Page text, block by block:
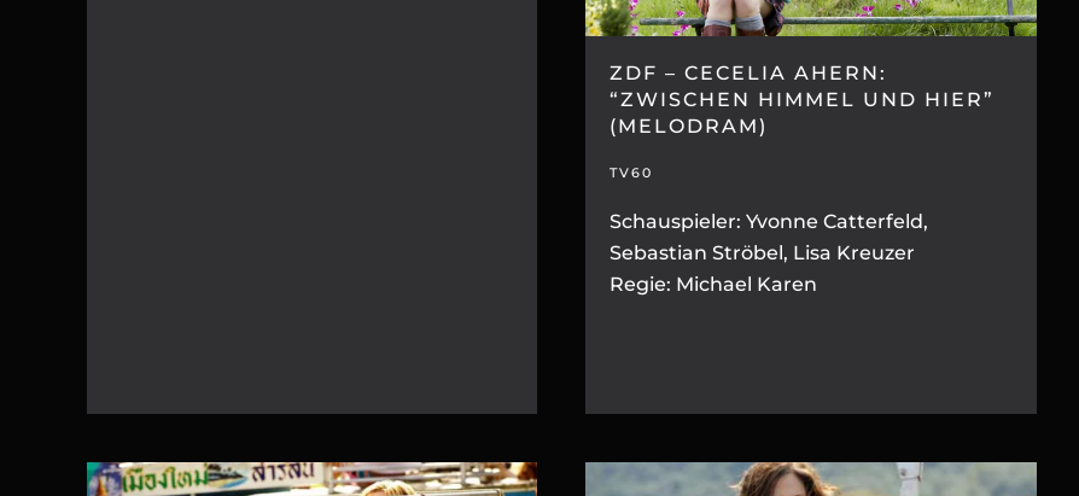
ZDF – CECELIA AHERN:
“ZWISCHEN HIMMEL UND HIER”
(MELODRAM)
TV60
Schauspieler: Yvonne Catterfeld,
Sebastian Ströbel, Lisa Kreuzer
Regie: Michael Karen